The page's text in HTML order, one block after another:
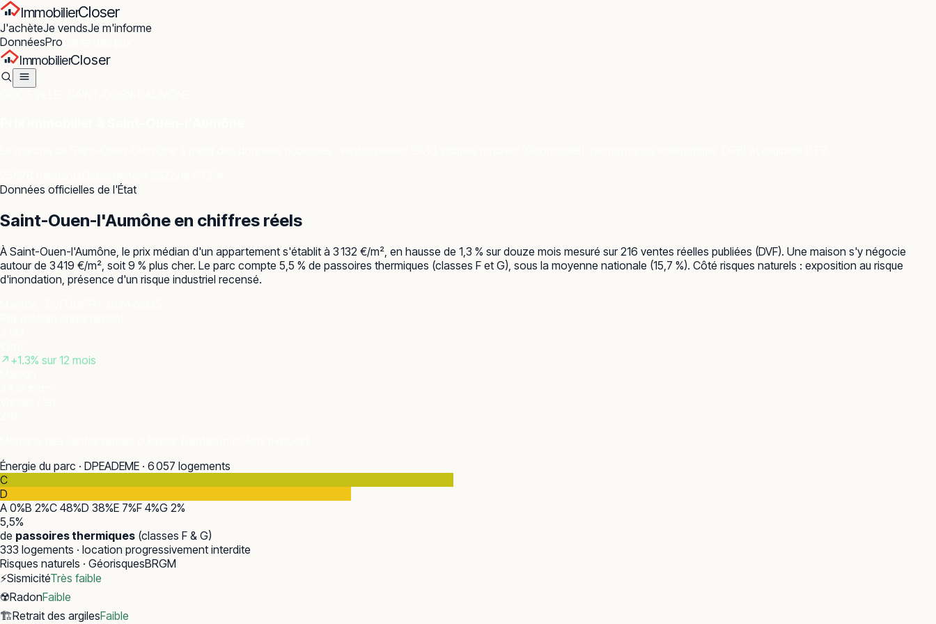
ImmobilierCloser
J'achèteJe vendsJe m'informe
DonnéesPro
ImmobilierCloser
Données officielles de l'État
Saint-Ouen-l'Aumône en chiffres réels
À Saint-Ouen-l'Aumône, le prix médian d'un appartement s'établit à 3 132 €/m², en hausse de 1,3 % sur douze mois mesuré sur 216 ventes réelles publiées (DVF). Une maison s'y négocie
autour de 3 419 €/m², soit 9 % plus cher. Le parc compte 5,5 % de passoires thermiques (classes F et G), sous la moyenne nationale (15,7 %). Côté risques naturels : exposition au risque
d'inondation, présence d'un risque industriel recensé.
↗ +1.3% sur 12 mois
Énergie du parc · DPEADEME · 6 057 logements
C
D
A 0%B 2%C 48%D 38%E 7%F 4%G 2%
5,5%
de passoires thermiques (classes F & G)
333 logements · location progressivement interdite
Risques naturels · GéorisquesBRGM
⚡SismicitéTrès faible
☢️RadonFaible
🏗️Retrait des argilesFaible